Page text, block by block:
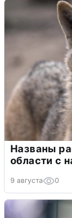
Названы
области с
9 августа 0